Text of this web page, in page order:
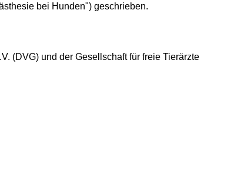
bei Hunden") geschrieben.
(DVG) und der Gesellschaft für freie Tierärzte